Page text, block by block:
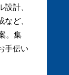
計、
ど、
。集
手伝い